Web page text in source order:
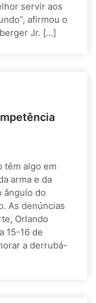
servir aos
afirmou o
Jr. […]
têm algo em
arma e da
ângulo do
As denúncias
Orlando
15-16 de
a derrubá-